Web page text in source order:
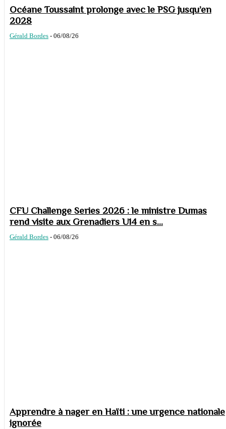
Océane Toussaint prolonge avec le PSG jusqu’en
2028
Gérald Bordes - 06/08/26
CFU Challenge Series 2026 : le ministre Dumas
rend visite aux Grenadiers U14 en s...
Gérald Bordes - 06/08/26
Apprendre à nager en Haïti : une urgence nationale
ignorée